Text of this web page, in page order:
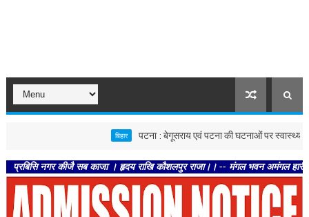
पटना : बेगूसराय एवं पटना की घटनाओं पर स्वास्थ्य विभाग
नगर कीजै सब काजा । हृदय राखि कौशलपुर राजा।। -- मंगल भवन अमंगल हारी। द्रवहु